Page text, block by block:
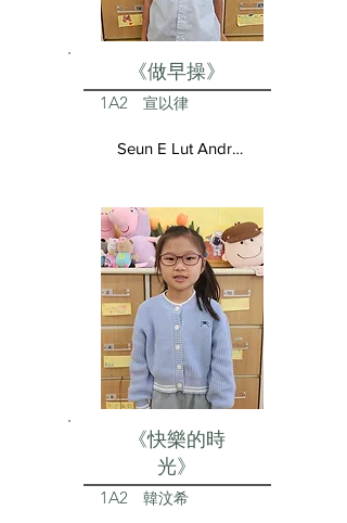
《做早操》
1A2 宣以律
Seun E Lut Andrea
《快樂的時
光》
1A2 韓汶希